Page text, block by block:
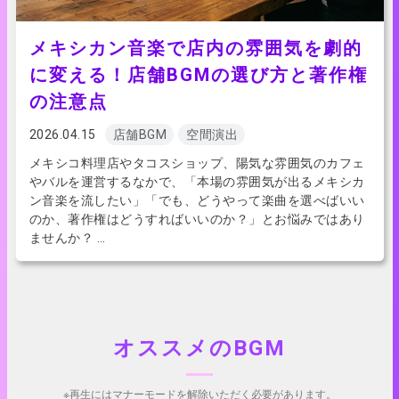
メキシカン音楽で店内の雰囲気を劇的
に変える！店舗BGMの選び方と著作権
の注意点
2026.04.15 店舗BGM
空間演出
メキシコ料理店やタコスショップ、陽気な雰囲気のカフェ
やバルを運営するなかで、「本場の雰囲気が出るメキシカ
ン音楽を流したい」「でも、どうやって楽曲を選べばいい
のか、著作権はどうすればいいのか？」とお悩みではあり
ませんか？ …
オススメのBGM
※再生にはマナーモードを解除いただく必要があります。